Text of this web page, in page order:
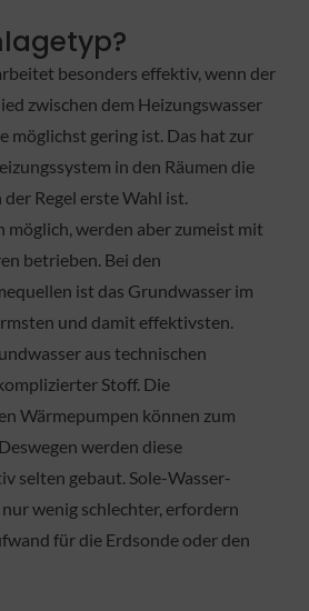
besonders effektiv, wenn der
zwischen dem Heizungswasser
möglichst gering ist. Das hat zur
in den Räumen die
Regel erste Wahl ist.
möglich, werden aber zumeist mit
betrieben. Bei den
ist das Grundwasser im
und damit effektivsten.
aus technischen
Stoff. Die
Wärmepumpen können zum
werden diese
selten gebaut. Sole-Wasser-
wenig schlechter, erfordern
für die Erdsonde oder den